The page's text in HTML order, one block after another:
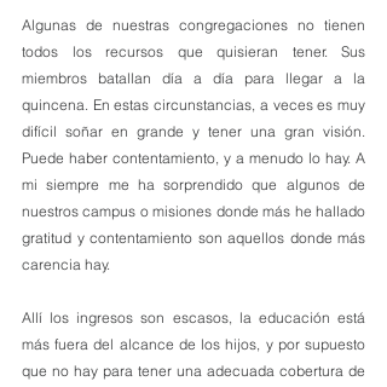
Algunas de nuestras congregaciones no tienen
todos los recursos que quisieran tener. Sus
miembros batallan día a día para llegar a la
quincena. En estas circunstancias, a veces es muy
difícil soñar en grande y tener una gran visión.
Puede haber contentamiento, y a menudo lo hay. A
mi siempre me ha sorprendido que algunos de
nuestros campus o misiones donde más he hallado
gratitud y contentamiento son aquellos donde más
carencia hay.
Allí los ingresos son escasos, la educación está
más fuera del alcance de los hijos, y por supuesto
que no hay para tener una adecuada cobertura de